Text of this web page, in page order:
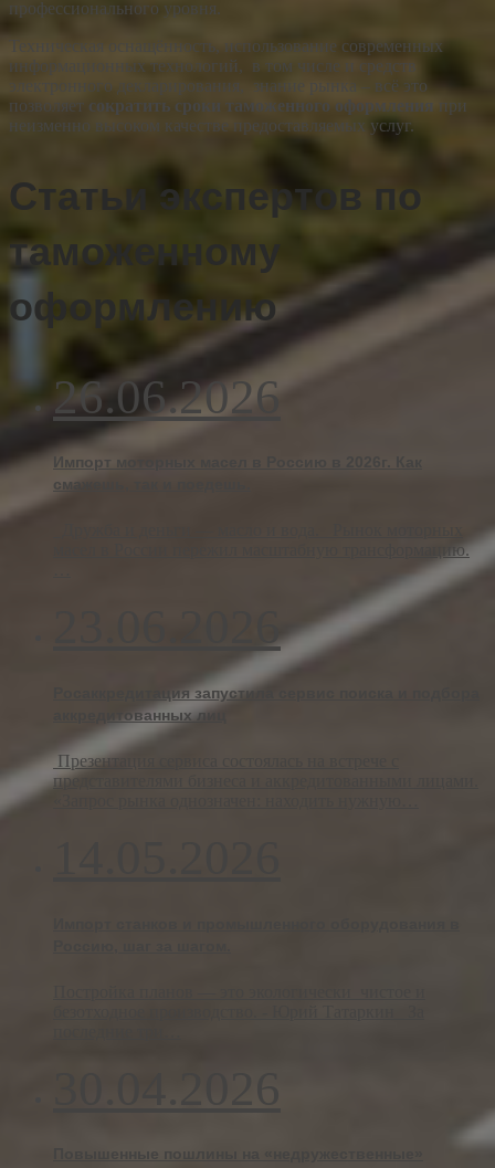
профессионального уровня.
Техническая оснащённость, использование современных
информационных технологий, в том числе и средств
электронного декларирования, знание рынка – всё это
позволяет сократить сроки таможенного оформления
при
неизменно высоком качестве предоставляемых услуг.
Статьи экспертов по
таможенному
оформлению
26.06.2026
Импорт моторных масел в Россию в 2026г. Как
смажешь, так и поедешь.
масел в России пережил масштабную трансформацию.
23.06.2026
Росаккредитация запустила сервис поиска и подбора
аккредитованных лиц
Презентация сервиса состоялась на встрече с
представителями бизнеса и аккредитованными лицами.
Повышенные пошлины на «недружественные»